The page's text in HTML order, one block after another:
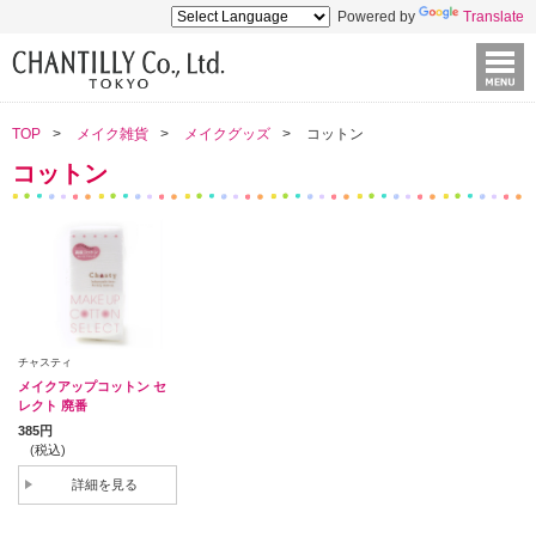
Powered by Translate
TOP メイク雑貨 メイクグッズ コットン
コットン
チャスティ
メイクアップコットン セ
レクト 廃番
385円
(税込)
詳細を見る